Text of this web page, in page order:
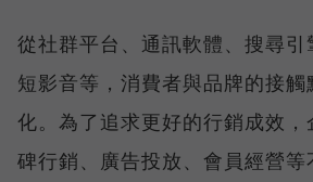
從社群平台、通訊軟體、搜尋引
短影音等，消費者與品牌的接觸
化。為了追求更好的行銷成效，
碑行銷、廣告投放、會員經營等